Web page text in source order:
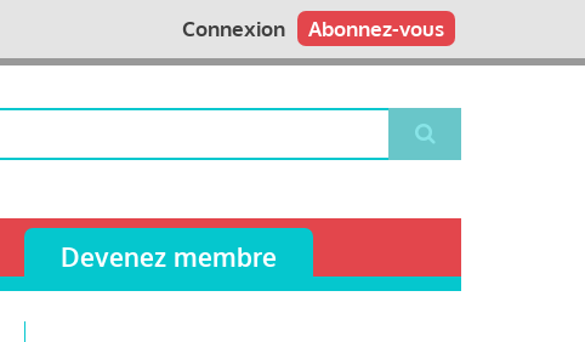
Abonnez-vous
Connexion
Devenez membre